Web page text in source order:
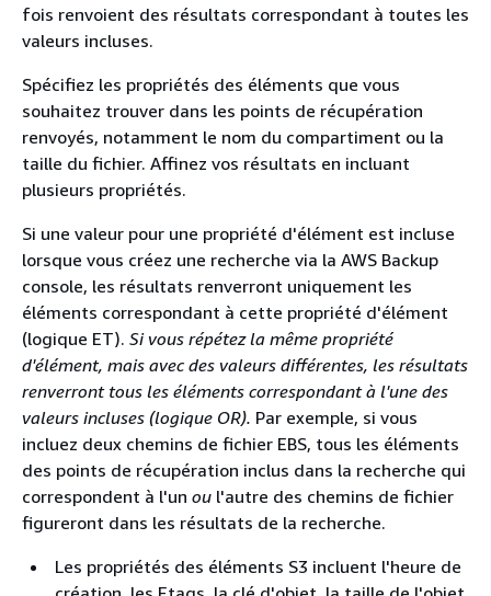
fois renvoient des résultats correspondant à toutes les
valeurs incluses.
Spécifiez les propriétés des éléments que vous
souhaitez trouver dans les points de récupération
renvoyés, notamment le nom du compartiment ou la
taille du fichier. Affinez vos résultats en incluant
plusieurs propriétés.
Si une valeur pour une propriété d'élément est incluse
lorsque vous créez une recherche via la AWS Backup
console, les résultats renverront uniquement les
éléments correspondant à cette propriété d'élément
(logique ET). Si vous répétez la même propriété
d'élément, mais avec des valeurs différentes, les résultats
renverront tous les éléments correspondant à l'une des
valeurs incluses (logique OR). Par exemple, si vous
incluez deux chemins de fichier EBS, tous les éléments
des points de récupération inclus dans la recherche qui
correspondent à l'un ou l'autre des chemins de fichier
figureront dans les résultats de la recherche.
Les propriétés des éléments S3 incluent l'heure de